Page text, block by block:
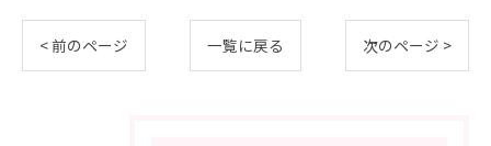
< 前のページ 一覧に戻る 次のページ >